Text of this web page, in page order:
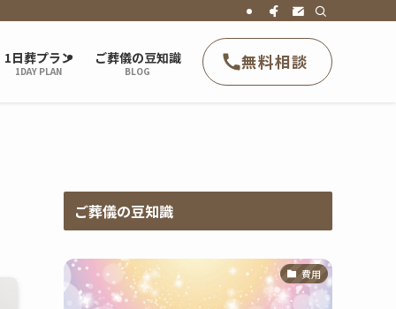
1日葬プラン
1DAY PLAN
ご葬儀の豆知識
BLOG 無料相談
ご葬儀の豆知識
費用